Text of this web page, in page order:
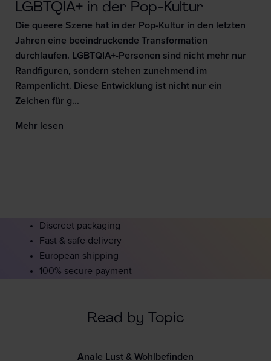
LGBTQIA+ in der Pop-Kultur
Die queere Szene hat in der Pop-Kultur in den letzten
Jahren eine beeindruckende Transformation
durchlaufen. LGBTQIA+-Personen sind nicht mehr nur
Randfiguren, sondern stehen zunehmend im
Rampenlicht. Diese Entwicklung ist nicht nur ein
Zeichen für g...
Mehr lesen
Discreet packaging
Fast & safe delivery
European shipping
100% secure payment
Read by Topic
Anale Lust & Wohlbefinden